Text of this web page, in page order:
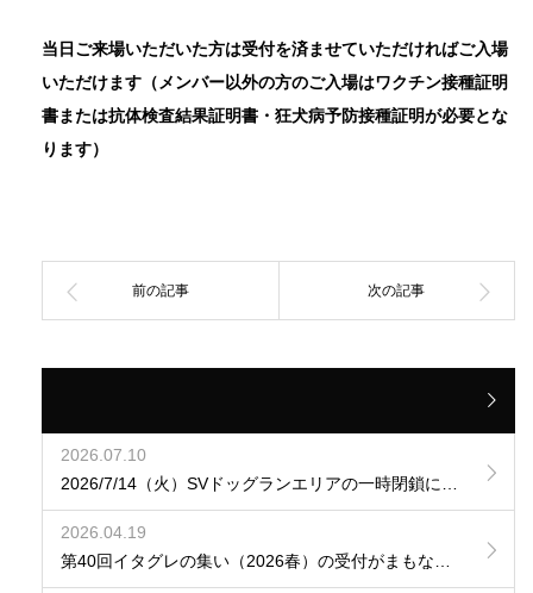
当日ご来場いただいた方は受付を済ませていただければご入場
いただけます（メンバー以外の方のご入場はワクチン接種証明
書または抗体検査結果証明書・狂犬病予防接種証明が必要とな
ります）
2026.07.10
2026.04.19